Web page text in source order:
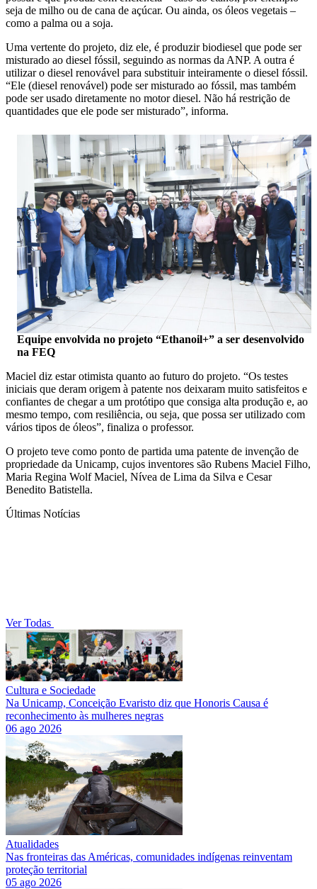
seja de milho ou de cana de açúcar. Ou ainda, os óleos vegetais –
como a palma ou a soja.
Uma vertente do projeto, diz ele, é produzir biodiesel que pode ser
misturado ao diesel fóssil, seguindo as normas da ANP. A outra é
utilizar o diesel renovável para substituir inteiramente o diesel fóssil.
“Ele (diesel renovável) pode ser misturado ao fóssil, mas também
pode ser usado diretamente no motor diesel. Não há restrição de
quantidades que ele pode ser misturado”, informa.
Equipe envolvida no projeto “Ethanoil+” a ser desenvolvido
na FEQ
Maciel diz estar otimista quanto ao futuro do projeto. “Os testes
iniciais que deram origem à patente nos deixaram muito satisfeitos e
confiantes de chegar a um protótipo que consiga alta produção e, ao
mesmo tempo, com resiliência, ou seja, que possa ser utilizado com
vários tipos de óleos”, finaliza o professor.
O projeto teve como ponto de partida uma patente de invenção de
propriedade da Unicamp, cujos inventores são Rubens Maciel Filho,
Maria Regina Wolf Maciel, Nívea de Lima da Silva e Cesar
Benedito Batistella.
Últimas Notícias
Ver Todas
Cultura e Sociedade
Na Unicamp, Conceição Evaristo diz que Honoris Causa é
reconhecimento às mulheres negras
06 ago 2026
Atualidades
Nas fronteiras das Américas, comunidades indígenas reinventam
proteção territorial
05 ago 2026